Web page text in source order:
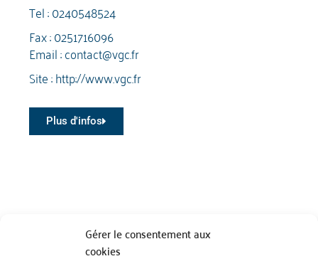
Gérer le consentement aux
cookies
Tel :0240548524
Fax : 0251716096
Email :contact@vgc.fr
Site :http://www.vgc.fr
Plus d'infos